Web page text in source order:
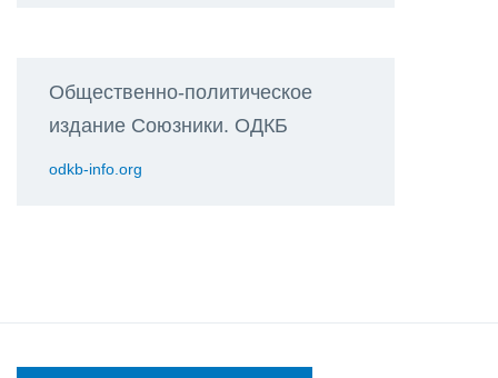
Общественно-политическое
издание Союзники. ОДКБ
odkb-info.org